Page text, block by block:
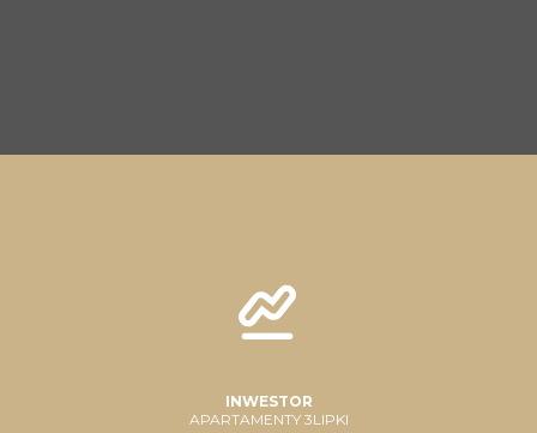
INWESTOR
APARTAMENTY 3LIPKI